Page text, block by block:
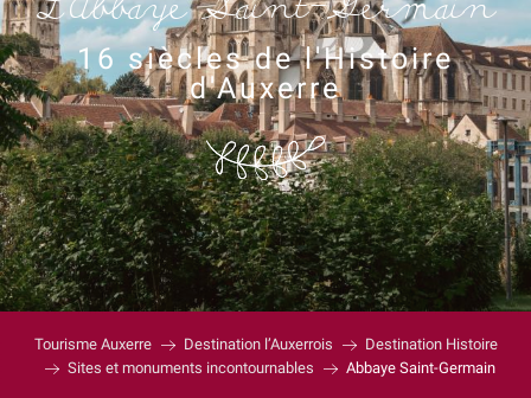
16 siècles de l'Histoire
d'Auxerre
Tourisme Auxerre Destination l’Auxerrois
Destination Histoire
Sites et monuments incontournables
Abbaye Saint-Germain